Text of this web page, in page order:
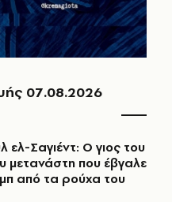
07.08.2026
ελ-Σαγιέντ: Ο γιος του
μετανάστη που έβγαλε
από τα ρούχα του